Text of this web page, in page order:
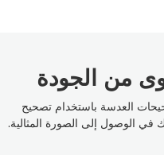
من الجودة
العدسة باستخدام تصحيح
الوصول إلى الصورة المثالية.